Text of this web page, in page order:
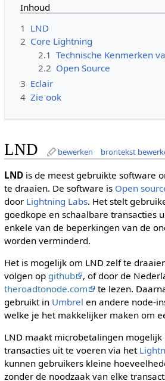
Inhoud
1 LND
2 Core Lightning
2.1 Technische Kenmerken
2.2 Open Source
3 Eclair
4 Zie ook
LND bewerken brontekst
LNDis de meest gebruikte software
te draaien. De software is Open
door Lightning Labs. Het stelt
goedkope en schaalbare transacties
enkele van de beperkingen van de
worden verminderd.
Het is mogelijk om LND zelf te
volgen op github
, of door de
theroadtonode.com
te lezen.
gebruikt in Umbrel en andere node-
welke je het makkelijker maken om
LND maakt microbetalingen
transacties uit te voeren via het
kunnen gebruikers kleine
zonder de noodzaak van elke